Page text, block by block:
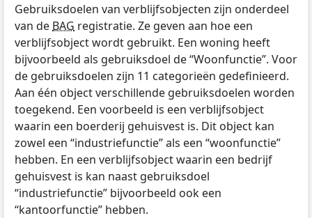
Gebruiksdoelen van verblijfsobjecten zijn onderdeel
van de BAG registratie. Ze geven aan hoe een
verblijfsobject wordt gebruikt. Een woning heeft
bijvoorbeeld als gebruiksdoel de “Woonfunctie”. Voor
de gebruiksdoelen zijn 11 categorieën gedefinieerd.
Aan één object verschillende gebruiksdoelen worden
toegekend. Een voorbeeld is een verblijfsobject
waarin een boerderij gehuisvest is. Dit object kan
zowel een “industriefunctie” als een “woonfunctie”
hebben. En een verblijfsobject waarin een bedrijf
gehuisvest is kan naast gebruiksdoel
“industriefunctie” bijvoorbeeld ook een
“kantoorfunctie” hebben.